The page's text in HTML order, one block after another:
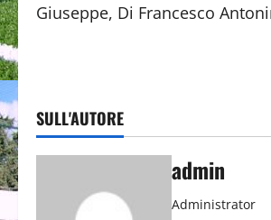
Giuseppe, Di Francesco
SULL'AUTORE
admin
Administrator